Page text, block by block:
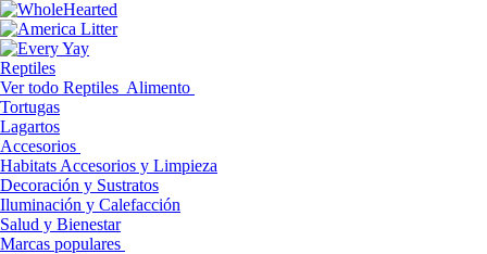
Reptiles
Ver todo Reptiles Alimento
Tortugas
Lagartos
Accesorios
Habitats Accesorios y Limpieza
Decoración y Sustratos
Iluminación y Calefacción
Salud y Bienestar
Marcas populares